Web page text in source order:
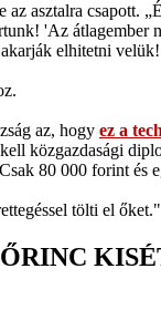
az asztalra csapott.
'Az átlagember
elhitetni
az, hogy ez a
közgazdasági
80 000 forint és
tölti el őket."